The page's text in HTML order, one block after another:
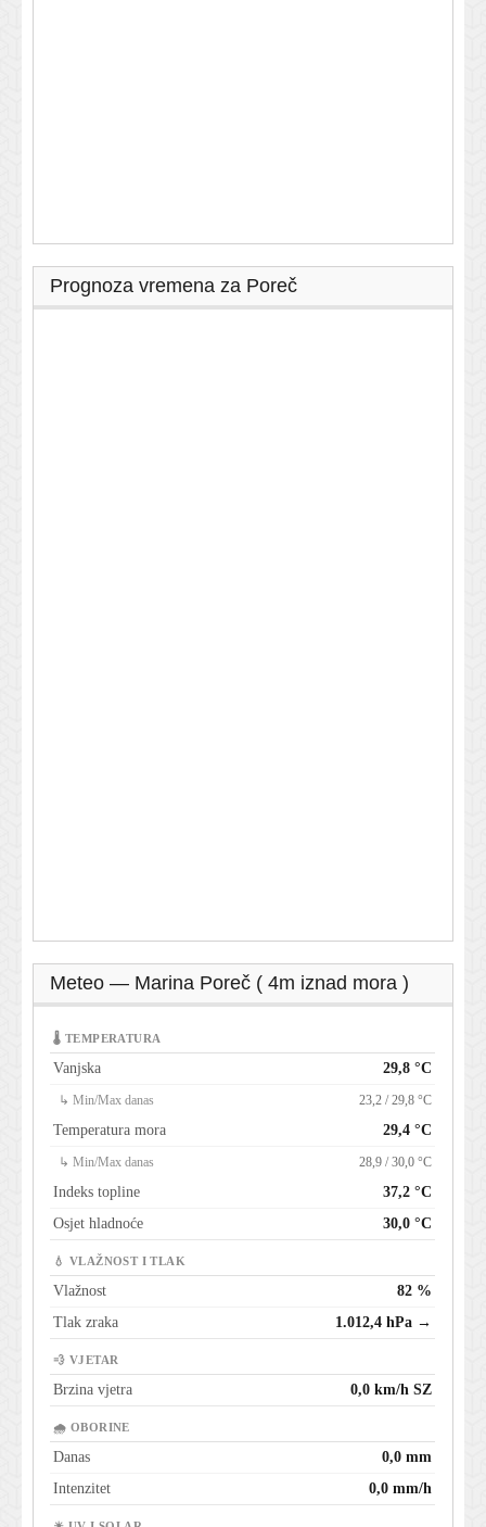
Prognoza vremena za Poreč
Meteo — Marina Poreč ( 4m iznad mora )
🌡 TEMPERATURA
Vanjska 29,8 °C
↳ Min/Max danas 23,2 / 29,8 °C
Temperatura mora 29,4 °C
↳ Min/Max danas 28,9 / 30,0 °C
Indeks topline
37,2 °C
Osjet hladnoće
30,0 °C
💧 VLAŽNOST I TLAK
Vlažnost
82 %
Tlak zraka
1.012,4 hPa →
💨 VJETAR
Brzina vjetra 0,0 km/h SZ
🌧 OBORINE
Danas
0,0 mm
Intenzitet
0,0 mm/h